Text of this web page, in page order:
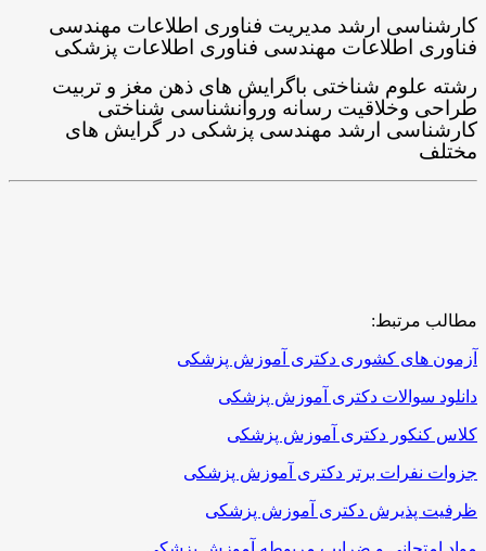
کارشناسی ارشد مدیریت فناوری اطلاعات مهندسی
فناوری اطلاعات مهندسی فناوری اطلاعات پزشکی
رشته علوم شناختی باگرایش های ذهن مغز و تربیت
طراحی وخلاقیت رسانه وروانشناسی شناختی
کارشناسی ارشد مهندسی پزشکی در گرایش های
مختلف
مطالب مرتبط:
آزمون های كشوری دکتری آموزش پزشکی
دانلود سوالات دکتری آموزش پزشکی
کلاس کنکور دکتری آموزش پزشکی
جزوات نفرات برتر دکتری آموزش پزشکی
ظرفیت پذیرش دکتری آموزش پزشکی